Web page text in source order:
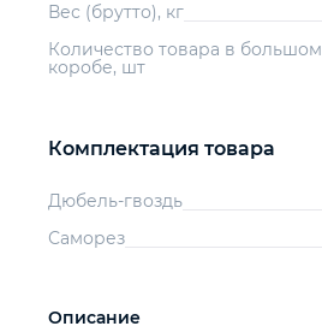
Вес (брутто), кг
Количество товара в большом
коробе, шт
Комплектация товара
Дюбель-гвоздь
Саморез
Описание